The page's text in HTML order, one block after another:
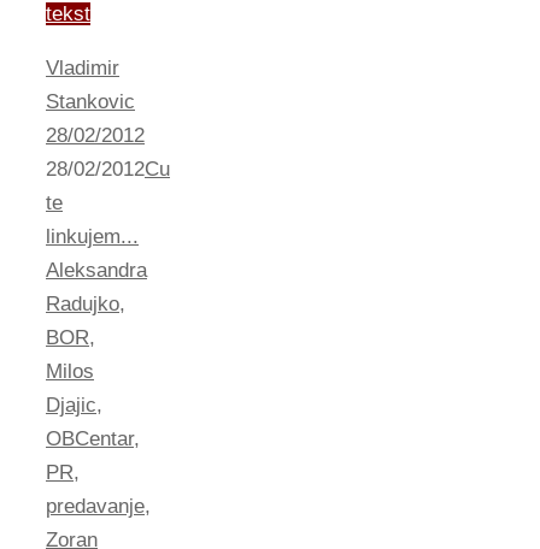
tekst
Vladimir
Stankovic
28/02/2012
28/02/2012Cu
te
linkujem...
Aleksandra
Radujko,
BOR,
Milos
Djajic,
OBCentar,
PR,
predavanje,
Zoran